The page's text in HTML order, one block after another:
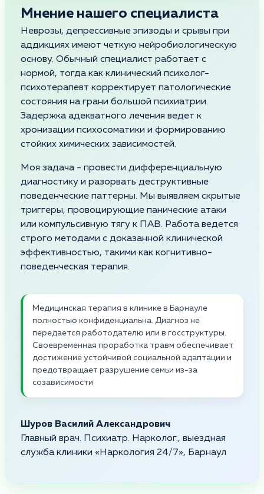
Мнение нашего специалиста
Неврозы, депрессивные эпизоды и срывы при
аддикциях имеют четкую нейробиологическую
основу. Обычный специалист работает с
нормой, тогда как клинический психолог-
психотерапевт корректирует патологические
состояния на грани большой психиатрии.
Задержка адекватного лечения ведет к
хронизации психосоматики и формированию
стойких химических зависимостей.
Моя задача - провести дифференциальную
диагностику и разорвать деструктивные
поведенческие паттерны. Мы выявляем скрытые
триггеры, провоцирующие панические атаки
или компульсивную тягу к ПАВ. Работа ведется
строго методами с доказанной клинической
эффективностью, такими как когнитивно-
поведенческая терапия.
Медицинская терапия в клинике в Барнауле
полностью конфиденциальна. Диагноз не
передается работодателю или в госструктуры.
Своевременная проработка травм обеспечивает
достижение устойчивой социальной адаптации и
предотвращает разрушение семьи из-за
созависимости
Шуров Василий Александрович
Главный врач. Психиатр. Нарколог., выездная
служба клиники «Наркология 24/7», Барнаул